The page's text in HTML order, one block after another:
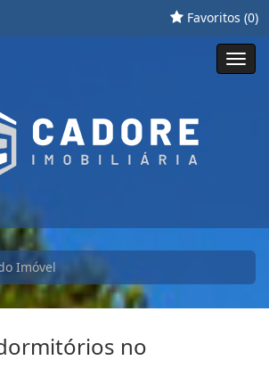
Favoritos (0)
Imóvel
no